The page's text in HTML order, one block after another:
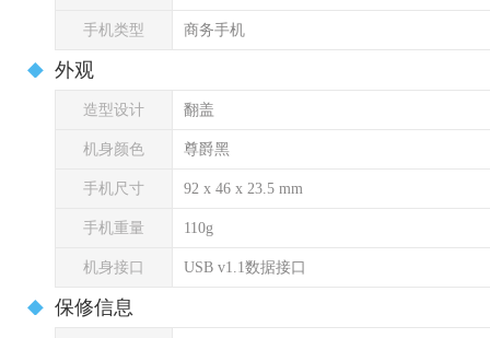
手机类型 商务手机
外观
造型设计 翻盖
机身颜色 尊爵黑
手机尺寸 92 x 46 x 23.5 mm
手机重量 110g
机身接口 USB v1.1数据接口
保修信息